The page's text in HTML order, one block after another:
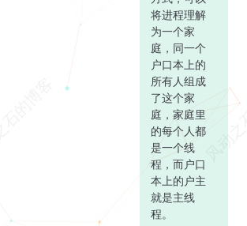
将进程理解
为一个家
庭，同一个
户口本上的
所有人组成
了这个家
庭，家庭里
的每个人都
是一个线
程，而户口
本上的户主
就是主线
程。